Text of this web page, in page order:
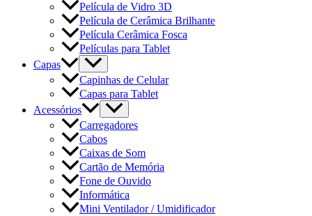
Película de Vidro 3D
Película de Cerâmica Brilhante
Película Cerâmica Fosca
Películas para Tablet
Capas
Capinhas de Celular
Capas para Tablet
Acessórios
Carregadores
Cabos
Caixas de Som
Cartão de Memória
Fone de Ouvido
Informática
Mini Ventilador / Umidificador